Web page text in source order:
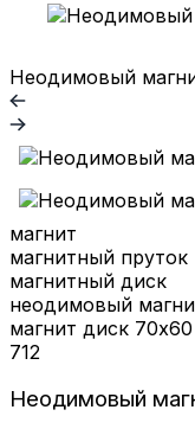
Неодимовый
магнит
магнитный пруток
магнитный диск
неодимовый
магнит диск
712
Неодимовый